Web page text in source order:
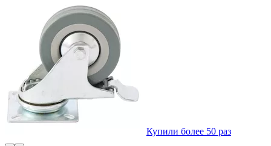
Купили более 50 раз